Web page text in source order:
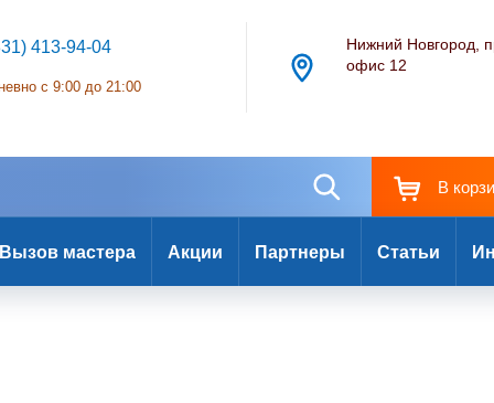
413-94-04
с 9:00 до 21:00
Нижний Новгород,
офис 12
В
Вызов мастера Акции Партнеры Статьи